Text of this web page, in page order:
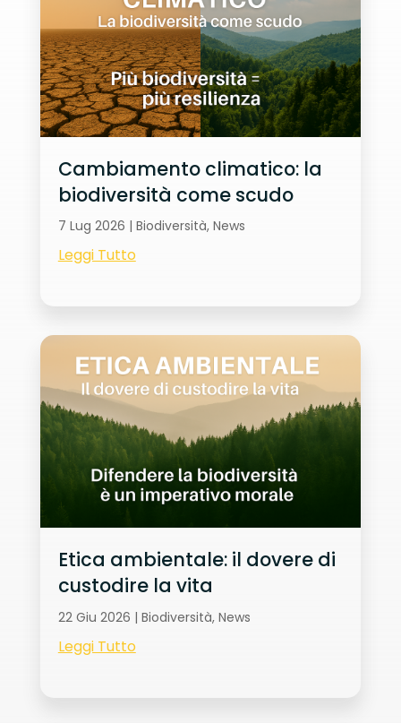
Cambiamento climatico: la
biodiversità come scudo
7 Lug 2026 | Biodiversità, News
Leggi Tutto
Etica ambientale: il dovere di
custodire la vita
22 Giu 2026 | Biodiversità, News
Leggi Tutto